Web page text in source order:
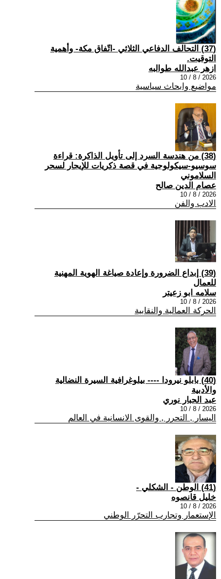
(37) التحالف الدفاعي الثلاثي -اتّفاق مكة- وأهمية
التوقيت.
ازهر عبدالله طوالبه
2026 / 8 / 10
مواضيع وابحاث سياسية
(38) من هندسة السرد إلى تأويل الذاكرة: قراءة
سوسيو-سيكولوجية في قصة ذكريات للإيجار لسحر
السلاموني
عصام الدين صالح
2026 / 8 / 10
الادب والفن
(39) إبداع الضرورة وإعادة صياغة الهوية المهنية
للعمال
سلامه ابو زعيتر
2026 / 8 / 10
الحركة العمالية والنقابية
(40) بابلو نيرودا ---- بيلوغرافية السيرة النضالية
والأدبية
عبد الجبار نوري
2026 / 8 / 10
اليسار , التحرر , والقوى الانسانية في العالم
(41) الوطن - الشكلي -
خليل قانصوه
2026 / 8 / 10
الإستعمار وتجارب التحرّر الوطني